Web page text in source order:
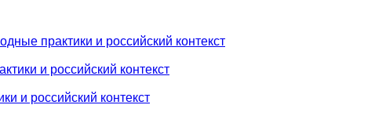
практики и российский контекст
и российский контекст
и российский контекст